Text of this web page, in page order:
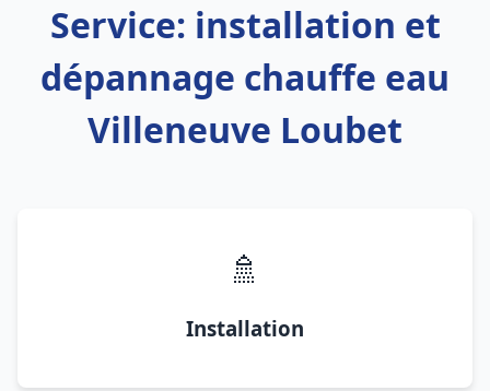
Service: installation et
dépannage chauffe eau
Villeneuve Loubet
🚿
Installation